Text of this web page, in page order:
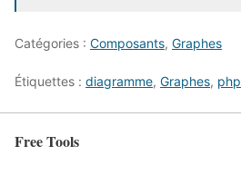
Catégories : Composants, Graphes
Étiquettes : diagramme, Graphes, php
Free Tools